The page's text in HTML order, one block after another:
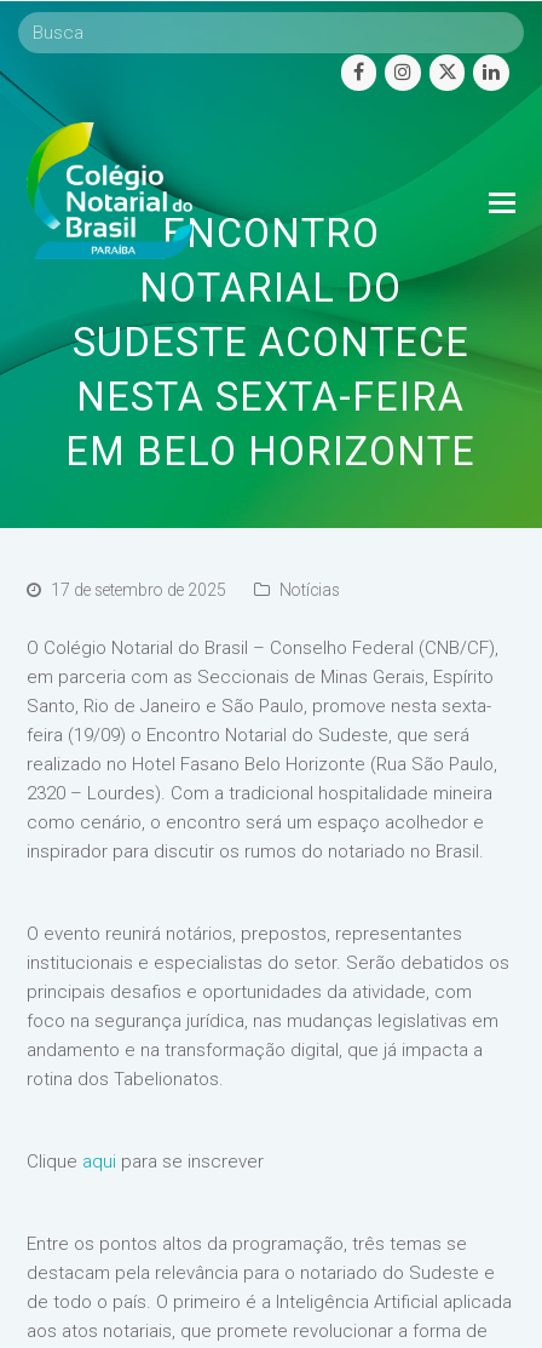
facebookinstagram
twitter
ENCONTRO
NOTARIAL DO
SUDESTE ACONTECE
NESTA SEXTA-FEIRA
EM BELO HORIZONTE
17 de setembro de 2025 Notícias
O Colégio Notarial do Brasil – Conselho Federal (CNB/CF),
em parceria com as Seccionais de Minas Gerais, Espírito
Santo, Rio de Janeiro e São Paulo, promove nesta sexta-
feira (19/09) o Encontro Notarial do Sudeste, que será
realizado no Hotel Fasano Belo Horizonte (Rua São Paulo,
2320 – Lourdes). Com a tradicional hospitalidade mineira
como cenário, o encontro será um espaço acolhedor e
inspirador para discutir os rumos do notariado no Brasil.
O evento reunirá notários, prepostos, representantes
institucionais e especialistas do setor. Serão debatidos os
principais desafios e oportunidades da atividade, com
foco na segurança jurídica, nas mudanças legislativas em
andamento e na transformação digital, que já impacta a
rotina dos Tabelionatos.
Clique aqui para se inscrever
Entre os pontos altos da programação, três temas se
destacam pela relevância para o notariado do Sudeste e
de todo o país. O primeiro é a Inteligência Artificial aplicada
aos atos notariais, que promete revolucionar a forma de